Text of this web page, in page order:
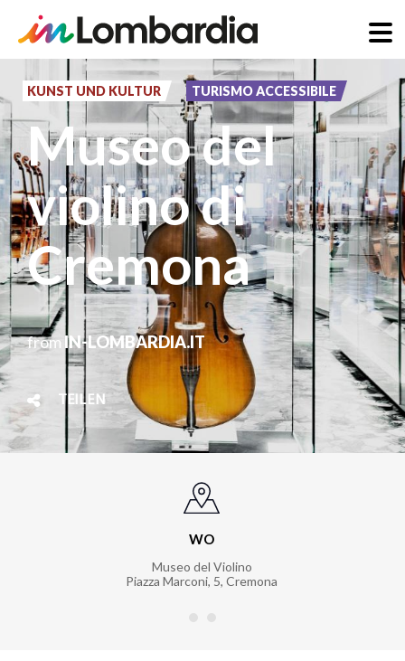
zum
Inhalt
KUNST UND KULTUR TURISMO ACCESSIBILE
Museo del
violino di
Cremona
from IN-LOMBARDIA.IT
TEILEN
WO
Museo del Violino
Piazza Marconi, 5, Cremona